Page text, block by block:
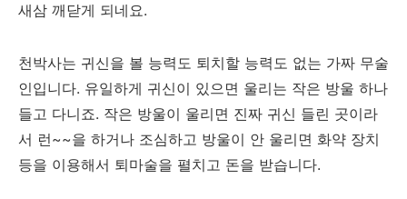
새삼 깨닫게 되네요.
천박사는 귀신을 볼 능력도 퇴치할 능력도 없는 가짜 무술
인입니다. 유일하게 귀신이 있으면 울리는 작은 방울 하나
들고 다니죠. 작은 방울이 울리면 진짜 귀신 들린 곳이라
서 런~~을 하거나 조심하고 방울이 안 울리면 화약 장치
등을 이용해서 퇴마술을 펼치고 돈을 받습니다.